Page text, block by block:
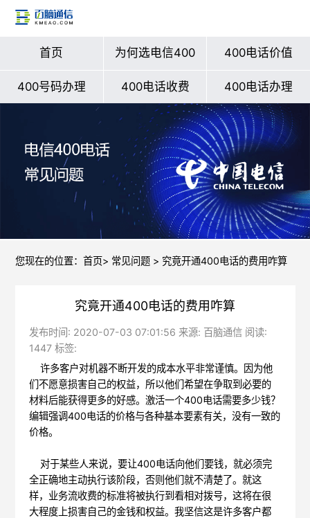
首页 为何选电信400 400电话价值
400号码办理 400电话收费 400电话办理
您现在的位置： 首页> 常见问题> 究竟开通400电话的费用咋算
究竟开通400电话的费用咋算
发布时间: 2020-07-03 07:01:56 来源: 百脑通信 阅读:
1447 标签:
许多客户对机器不断开发的成本水平非常谨慎。因为他
们不愿意损害自己的权益，所以他们希望在争取到必要的
材料后能获得更多的好感。激活一个400电话需要多少钱？
编辑强调400电话的价格与各种基本要素有关，没有一致的
价格。
对于某些人来说，要让400电话向他们要钱，就必须完
全正确地主动执行该阶段，否则他们就不清楚了。就这
样，业务流收费的标准将被执行到看相对拨号，这将在很
大程度上损害自己的金钱和权益。我坚信这是许多客户都